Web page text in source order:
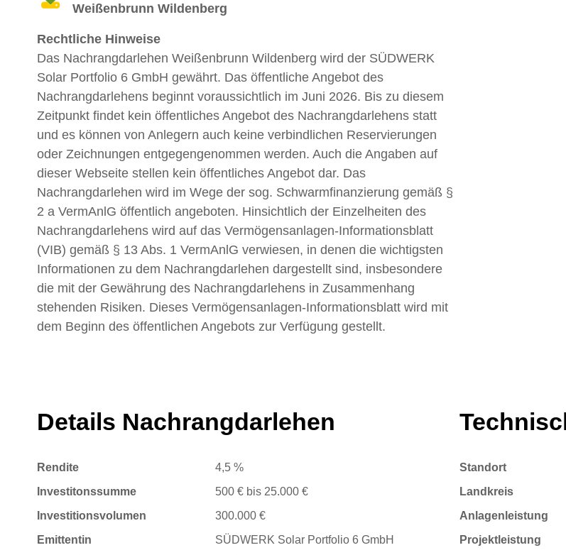
Weißenbrunn Wildenberg
Rechtliche Hinweise
Das Nachrangdarlehen Weißenbrunn Wildenberg wird der SÜDWERK
Solar Portfolio 6 GmbH gewährt. Das öffentliche Angebot des
Nachrangdarlehens beginnt voraussichtlich im Juni 2026. Bis zu diesem
Zeitpunkt findet kein öffentliches Angebot des Nachrangdarlehens statt
und es können von Anlegern auch keine verbindlichen Reservierungen
oder Zeichnungen entgegengenommen werden. Auch die Angaben auf
dieser Webseite stellen kein öffentliches Angebot dar. Das
Nachrangdarlehen wird im Wege der sog. Schwarmfinanzierung gemäß §
2 a VermAnlG öffentlich angeboten. Hinsichtlich der Einzelheiten des
Nachrangdarlehens wird auf das Vermögensanlagen-Informationsblatt
(VIB) gemäß § 13 Abs. 1 VermAnlG verwiesen, in denen die wichtigsten
Informationen zu dem Nachrangdarlehen dargestellt sind, insbesondere
die mit der Gewährung des Nachrangdarlehens in Zusammenhang
stehenden Risiken. Dieses Vermögensanlagen-Informationsblatt wird mit
dem Beginn des öffentlichen Angebots zur Verfügung gestellt.
Details Nachrangdarlehen
Rendite
4,5 %
Investitonssumme
500 € bis 25.000 €
Investitionsvolumen
300.000 €
Emittentin
SÜDWERK Solar Portfolio 6 GmbH
Standort
Landkreis
Anlagenleistung
Projektleistung